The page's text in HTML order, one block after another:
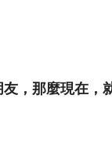
，那麼現在，